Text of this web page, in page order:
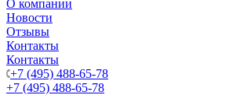
О компании
Новости
Отзывы
Контакты
Контакты
+7 (495) 488-65-78
+7 (495) 488-65-78